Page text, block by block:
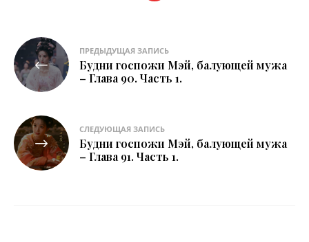
Навигация
по
записям
ПРЕДЫДУЩАЯ ЗАПИСЬ
Будни госпожи Мэй, балующей мужа
– Глава 90. Часть 1.
СЛЕДУЮЩАЯ ЗАПИСЬ
Будни госпожи Мэй, балующей мужа
– Глава 91. Часть 1.